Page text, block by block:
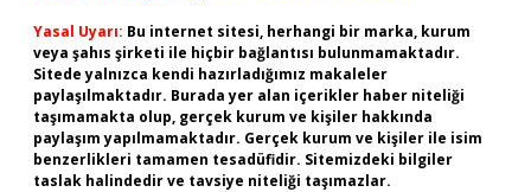
Yasal Uyarı: Bu internet sitesi, herhangi bir marka, kurum
veya şahıs şirketi ile hiçbir bağlantısı bulunmamaktadır.
Sitede yalnızca kendi hazırladığımız makaleler
paylaşılmaktadır. Burada yer alan içerikler haber niteliği
taşımamakta olup, gerçek kurum ve kişiler hakkında
paylaşım yapılmamaktadır. Gerçek kurum ve kişiler ile isim
benzerlikleri tamamen tesadüfidir. Sitemizdeki bilgiler
taslak halindedir ve tavsiye niteliği taşımazlar.